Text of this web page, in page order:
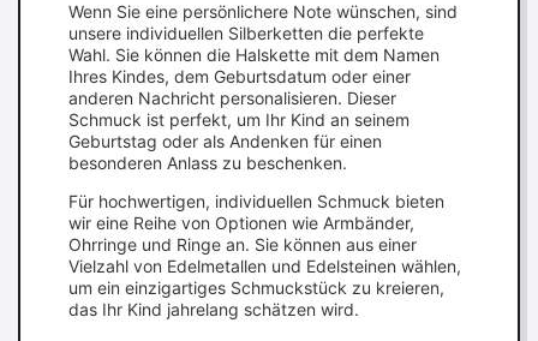
Wenn Sie eine persönlichere Note wünschen, sind
unsere individuellen Silberketten die perfekte
Wahl. Sie können die Halskette mit dem Namen
Ihres Kindes, dem Geburtsdatum oder einer
anderen Nachricht personalisieren. Dieser
Schmuck ist perfekt, um Ihr Kind an seinem
Geburtstag oder als Andenken für einen
besonderen Anlass zu beschenken.
Für hochwertigen, individuellen Schmuck bieten
wir eine Reihe von Optionen wie Armbänder,
Ohrringe und Ringe an. Sie können aus einer
Vielzahl von Edelmetallen und Edelsteinen wählen,
um ein einzigartiges Schmuckstück zu kreieren,
das Ihr Kind jahrelang schätzen wird.